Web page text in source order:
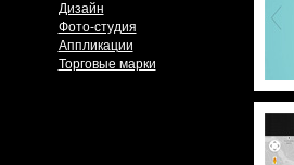
Дизайн
Фото-студия
Аппликации
Торговые марки